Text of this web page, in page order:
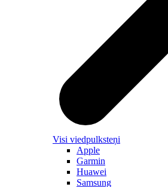
Visi viedpulksteņi
Apple
Garmin
Huawei
Samsung